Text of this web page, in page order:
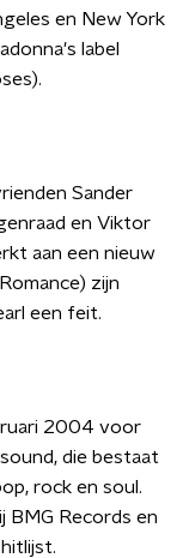
en New York
label
Sander
en Viktor
aan een nieuw
zijn
een feit.
2004 voor
die bestaat
rock en soul.
BMG Records en